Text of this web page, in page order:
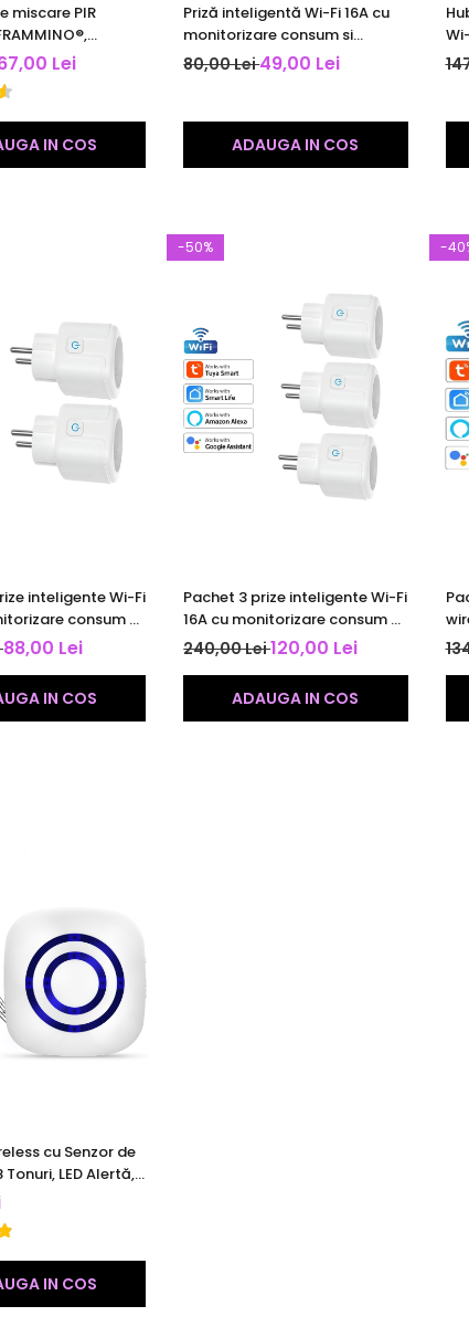
miscare PIR
Alexa si
Alb
Lei
IN COS
Priză inteligentă Wi-Fi 16A cu
monitorizare consum si
temporizator | Tuya |
compatibilă Alexa & Google
80,00 Lei49,00 Lei
ADAUGA IN COS
inteligente Wi-Fi
consum și
| Tuya |
88,00 Lei
IN COS
-50%
Pachet 3 prize inteligente Wi-Fi
16A cu monitorizare consum și
temporizator | Tuya |
240,00 Lei120,00 Lei
ADAUGA IN COS
-
cu Senzor de
Tonuri, LED Alertă,
Rază 50 m,
IN COS